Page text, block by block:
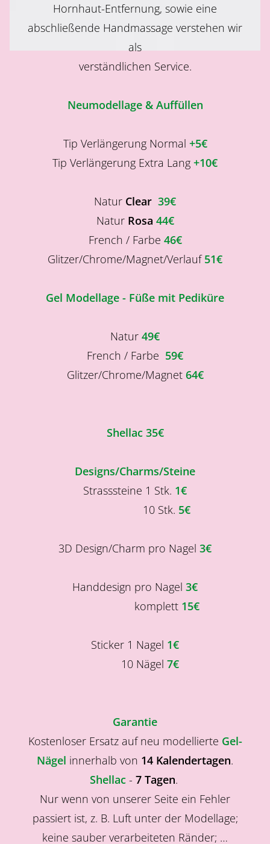
Hornhaut-Entfernung, sowie eine
abschließende Handmassage verstehen wir
als
verständlichen Service.
Neumodellage & Auffüllen
Tip Verlängerung Normal +5€
Tip Verlängerung Extra Lang +10€
Natur Clear 39€
Natur Rosa 44€
French / Farbe 46€
Glitzer/Chrome/Magnet/Verlauf51€
Gel Modellage - Füße mit Pediküre
Natur 49€
French / Farbe 59€
Glitzer/Chrome/Magnet 64€
Shellac35€
Designs/Charms/Steine
Strasssteine 1 Stk. 1€
10 Stk. 5€
3D Design/Charm pro Nagel 3€
Handdesign pro Nagel 3€
komplett15€
Sticker 1 Nagel 1€
10 Nägel 7€
Garantie
Kostenloser Ersatz auf neu modellierte Gel-
Nägel innerhalb von 14 Kalendertagen.
Shellac- 7 Tagen.
Nur wenn von unserer Seite ein Fehler
passiert ist, z. B. Luft unter der Modellage;
keine sauber verarbeiteten Ränder; …